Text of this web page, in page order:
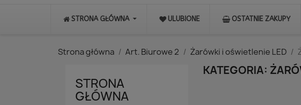
STRONA GŁÓWNA ULUBIONE OSTATNIE ZAKUPY
Strona główna Art. Biurowe 2 Żarówki i oświetlenie LED
STRONA
GŁÓWNA
KATEGORIA: